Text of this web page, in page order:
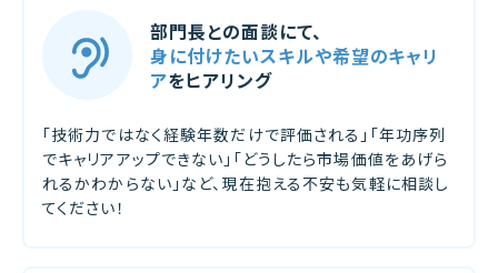
部門長との面談にて、
身に付けたいスキルや希望のキャリ
アをヒアリング
「技術力ではなく経験年数だけで評価される」「年功序列
でキャリアアップできない」「どうしたら市場価値をあげら
れるかわからない」など、現在抱える不安も気軽に相談し
てください！